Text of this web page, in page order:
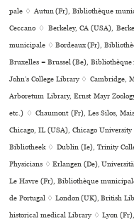
pale ♢ Autun (Fr), Bibliothèque
Ceccano ♢ Berkeley, CA (USA),
muni­ci­pale ♢ Bordeaux (Fr),
Bruxelles = Brussel (Be),
John’s College Library ♢ Cambridge,
Arboretum Library, Ernst Mayr
etc.) ♢ Chaumont (Fr), Les Silos,
Chicago, IL (USA), Chicago
Bibliotheek ♢ Dublin (Ie), Trinity
Physicians ♢ Erlangen (De),
Le Havre (Fr), Bibliothèque
de Portugal ♢ London (UK), British
his­to­ri­cal medi­cal Library ♢ Lyon